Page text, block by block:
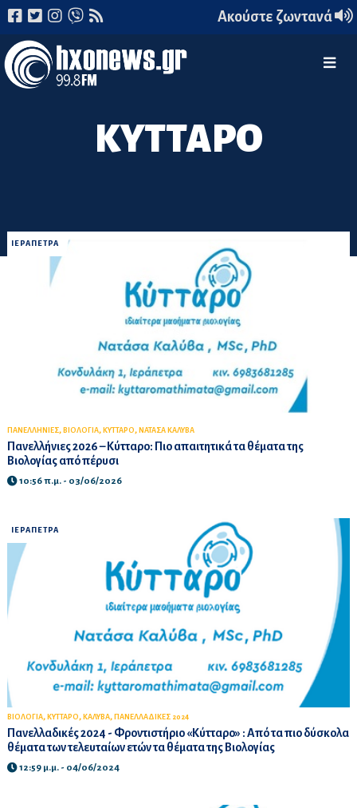
Ακούστε ζωντανά
ΚΥΤΤΑΡΟ
ΙΕΡΑΠΕΤΡΑ
ΠΑΝΕΛΛΗΝΙΕΣ, ΒΙΟΛΟΓΙΑ, ΚΥΤΤΑΡΟ, ΝΑΤΑΣΑ ΚΑΛΥΒΑ
Πανελλήνιες 2026 – Κύτταρο: Πιο απαιτητικά τα θέματα της
Βιολογίας από πέρυσι
10:56 π.μ. - 03/06/2026
ΙΕΡΑΠΕΤΡΑ
ΒΙΟΛΟΓΙΑ, ΚΥΤΤΑΡΟ, ΚΑΛΥΒΑ, ΠΑΝΕΛΛΑΔΙΚΕΣ 2024
Πανελλαδικές 2024 - Φροντιστήριο «Κύτταρο» : Από τα πιο δύσκολα
θέματα των τελευταίων ετών τα θέματα της Βιολογίας
12:59 μ.μ. - 04/06/2024